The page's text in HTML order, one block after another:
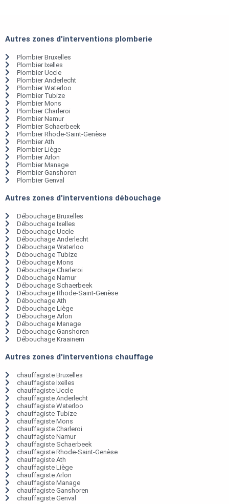
Autres zones d'interventions plomberie
Plombier Bruxelles
Plombier Ixelles
Plombier Uccle
Plombier Anderlecht
Plombier Waterloo
Plombier Tubize
Plombier Mons
Plombier Charleroi
Plombier Namur
Plombier Schaerbeek
Plombier Rhode-Saint-Genèse
Plombier Ath
Plombier Liège
Plombier Arlon
Plombier Manage
Plombier Ganshoren
Plombier Genval
Autres zones d'interventions débouchage
Débouchage Bruxelles
Débouchage Ixelles
Débouchage Uccle
Débouchage Anderlecht
Débouchage Waterloo
Débouchage Tubize
Débouchage Mons
Débouchage Charleroi
Débouchage Namur
Débouchage Schaerbeek
Débouchage Rhode-Saint-Genèse
Débouchage Ath
Débouchage Liège
Débouchage Arlon
Débouchage Manage
Débouchage Ganshoren
Débouchage Kraainem
Autres zones d'interventions chauffage
chauffagiste Bruxelles
chauffagiste Ixelles
chauffagiste Uccle
chauffagiste Anderlecht
chauffagiste Waterloo
chauffagiste Tubize
chauffagiste Mons
chauffagiste Charleroi
chauffagiste Namur
chauffagiste Schaerbeek
chauffagiste Rhode-Saint-Genèse
chauffagiste Ath
chauffagiste Liège
chauffagiste Arlon
chauffagiste Manage
chauffagiste Ganshoren
chauffagiste Genval